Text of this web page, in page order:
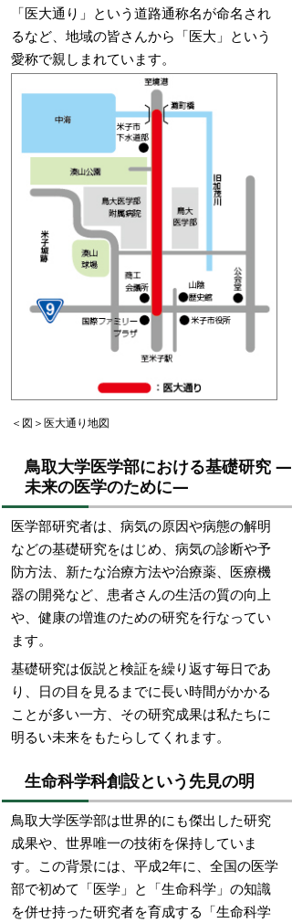
「医大通り」という道路通称名が命名され
るなど、地域の皆さんから「医大」という
愛称で親しまれています。
＜図＞医大通り地図
鳥取大学医学部における基礎研究 ―
未来の医学のために―
医学部研究者は、病気の原因や病態の解明
などの基礎研究をはじめ、病気の診断や予
防方法、新たな治療方法や治療薬、医療機
器の開発など、患者さんの生活の質の向上
や、健康の増進のための研究を行なってい
ます。
基礎研究は仮説と検証を繰り返す毎日であ
り、日の目を見るまでに長い時間がかかる
ことが多い一方、その研究成果は私たちに
明るい未来をもたらしてくれます。
生命科学科創設という先見の明
鳥取大学医学部は世界的にも傑出した研究
成果や、世界唯一の技術を保持していま
す。この背景には、平成2年に、全国の医学
部で初めて「医学」と「生命科学」の知識
を併せ持った研究者を育成する「生命科学